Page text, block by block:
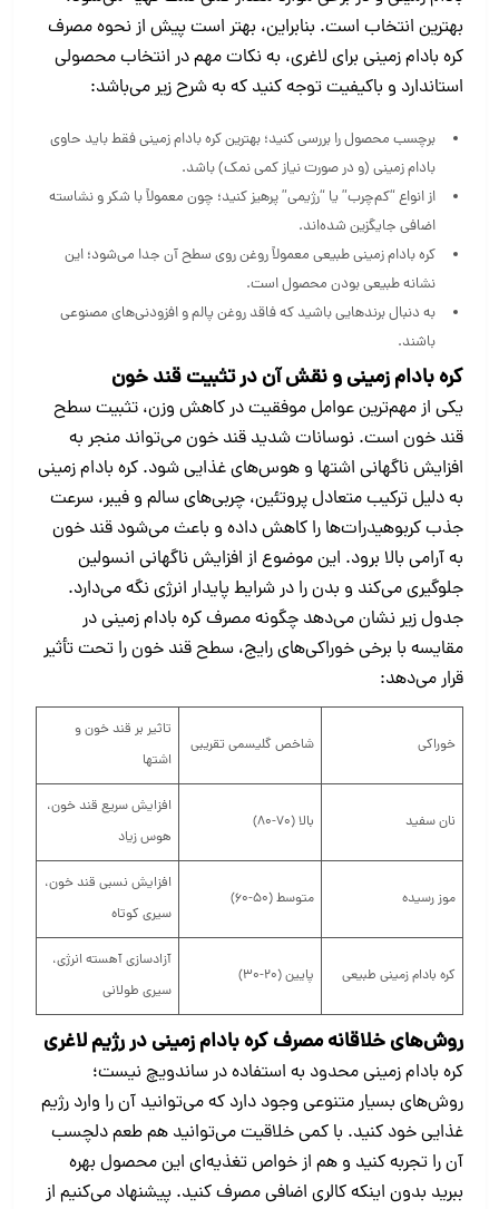
بهترین انتخاب است. بنابراین، بهتر است پیش از نحوه مصرف
کره بادام زمینی برای لاغری، به نکات مهم در انتخاب محصولی
استاندارد و باکیفیت توجه کنید که به شرح زیر می‌باشد:
برچسب محصول را بررسی کنید؛ بهترین کره بادام‌ زمینی فقط باید حاوی
بادام‌ زمینی (و در صورت نیاز کمی نمک) باشد.
از انواع “کم‌چرب” یا “رژیمی” پرهیز کنید؛ چون معمولاً با شکر و نشاسته
اضافی جایگزین شده‌اند.
کره بادام‌ زمینی طبیعی معمولاً روغن روی سطح آن جدا می‌شود؛ این
نشانه طبیعی بودن محصول است.
به دنبال برندهایی باشید که فاقد روغن پالم و افزودنی‌های مصنوعی
باشند.
کره بادام‌ زمینی و نقش آن در تثبیت قند خون
یکی از مهم‌ترین عوامل موفقیت در کاهش وزن، تثبیت سطح
قند خون است. نوسانات شدید قند خون می‌تواند منجر به
افزایش ناگهانی اشتها و هوس‌های غذایی شود. کره بادام‌ زمینی
به دلیل ترکیب متعادل پروتئین، چربی‌های سالم و فیبر، سرعت
جذب کربوهیدرات‌ها را کاهش داده و باعث می‌شود قند خون
به آرامی بالا برود. این موضوع از افزایش ناگهانی انسولین
جلوگیری می‌کند و بدن را در شرایط پایدار انرژی نگه می‌دارد.
جدول زیر نشان می‌دهد چگونه مصرف کره بادام‌ زمینی در
مقایسه با برخی خوراکی‌های رایج، سطح قند خون را تحت تأثیر
قرار می‌دهد:
خوراکی شاخص گلیسمی تقریبی
تاثیر بر قند خون و
اشتها
نان سفید بالا (۷۰-۸۰)
افزایش سریع قند خون،
هوس زیاد
موز رسیده متوسط (۵۰-۶۰)
افزایش نسبی قند خون،
سیری کوتاه
کره بادام‌ زمینی طبیعی پایین (۲۰-۳۰)
آزادسازی آهسته انرژی،
سیری طولانی
روش‌های خلاقانه مصرف کره بادام‌ زمینی در رژیم لاغری
کره بادام‌ زمینی محدود به استفاده در ساندویچ نیست؛
روش‌های بسیار متنوعی وجود دارد که می‌توانید آن را وارد رژیم
غذایی خود کنید. با کمی خلاقیت می‌توانید هم طعم دلچسب
آن را تجربه کنید و هم از خواص تغذیه‌ای‌ این محصول بهره
ببرید بدون اینکه کالری اضافی مصرف کنید. پیشنهاد می‌کنیم از